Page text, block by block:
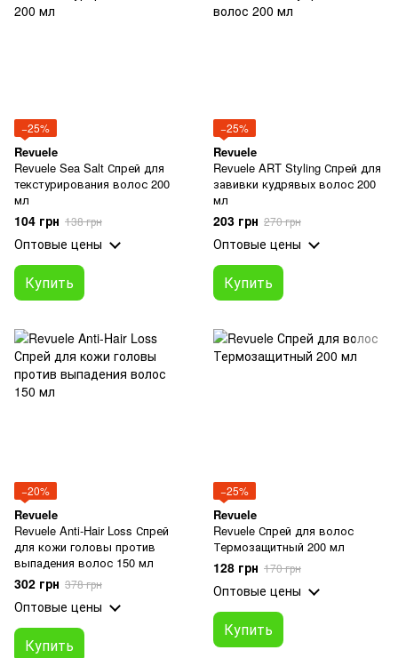
−25%
Revuele
Revuele Sea Salt Спрей для
текстурирования волос 200
мл
104 грн 138 грн
Оптовые цены
Купить
−25%
Revuele
Revuele ART Styling Спрей для
завивки кудрявых волос 200
мл
203 грн 270 грн
Оптовые цены
Купить
−20%
Revuele
Revuele Anti-Hair Loss Спрей
для кожи головы против
выпадения волос 150 мл
302 грн 378 грн
Оптовые цены
Купить
−25%
Revuele
Revuele Спрей для волос
Термозащитный 200 мл
128 грн 170 грн
Оптовые цены
Купить